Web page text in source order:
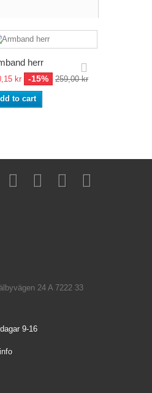
herr
kr -15% 259,00 kr
to cart
24 A 7222 33
9-16